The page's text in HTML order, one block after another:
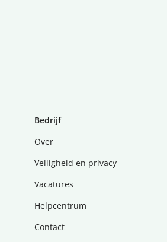
Bedrijf
Over
Veiligheid en privacy
Vacatures
Helpcentrum
Contact